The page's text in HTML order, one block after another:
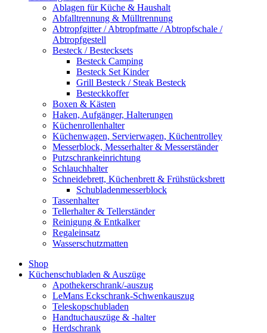
Ablagen für Küche & Haushalt
Abfalltrennung & Mülltrennung
Abtropfgitter / Abtropfmatte / Abtropfschale /
Abtropfgestell
Besteck / Bestecksets
Besteck Camping
Besteck Set Kinder
Grill Besteck / Steak Besteck
Besteckkoffer
Boxen & Kästen
Haken, Aufgänger, Halterungen
Küchenrollenhalter
Küchenwagen, Servierwagen, Küchentrolley
Messerblock, Messerhalter & Messerständer
Putzschrankeinrichtung
Schlauchhalter
Schneidebrett, Küchenbrett & Frühstücksbrett
Schubladenmesserblock
Tassenhalter
Tellerhalter & Tellerständer
Reinigung & Entkalker
Regaleinsatz
Wasserschutzmatten
Shop
Küchenschubladen & Auszüge
Apothekerschrank/-auszug
LeMans Eckschrank-Schwenkauszug
Teleskopschubladen
Handtuchauszüge & -halter
Herdschrank